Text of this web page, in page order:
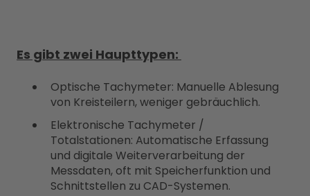
Es gibt zwei Haupttypen:
Optische Tachymeter: Manuelle Ablesung
von Kreisteilern, weniger gebräuchlich.
Elektronische Tachymeter /
Totalstationen: Automatische Erfassung
und digitale Weiterverarbeitung der
Messdaten, oft mit Speicherfunktion und
Schnittstellen zu CAD-Systemen.